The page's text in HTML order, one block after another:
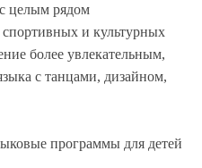
целым рядом
и культурных
более увлекательным,
с танцами, дизайном,
программы для детей